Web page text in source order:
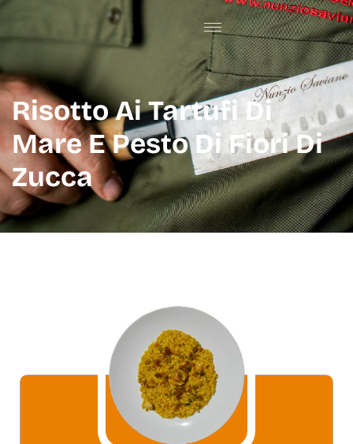
Risotto Ai Tartufi Di
Mare E Pesto Di Fiori Di
Zucca